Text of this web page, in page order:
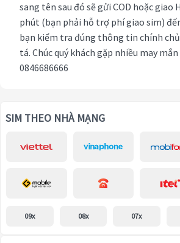
sang tên sau đó sẽ gửi COD hoặc giao
phút (bạn phải hỗ trợ phí giao sim)
bạn kiểm tra đúng thông tin chính
tá. Chúc quý khách gặp nhiều may
0846686666
SIM THEO NHÀ MẠNG
09x 08x 07x